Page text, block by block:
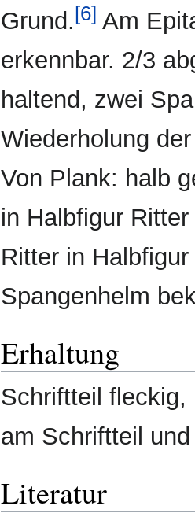
Grund.[6] Am
erkennbar. 2/3
haltend, zwei
Wiederholung
Von Plank: halb
in Halbfigur
Ritter in
Spangenhelm
Erhaltung
Schriftteil fleckig,
am Schriftteil
Literatur